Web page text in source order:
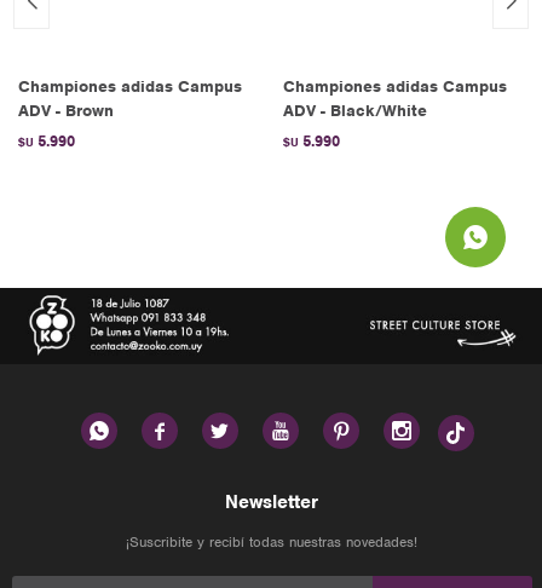
Championes adidas Campus
ADV - Brown
$U 5.990
Championes adidas Campus
ADV - Black/White
$U 5.990
     
Newsletter
¡Suscribite y recibí todas nuestras novedades!